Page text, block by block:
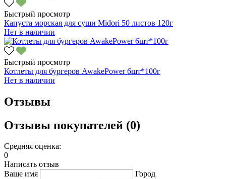
Быстрый просмотр
Капуста морская для суши Midori 50 листов 120г
Нет в наличии
Быстрый просмотр
Котлеты для бургеров AwakePower 6шт*100г
Нет в наличии
Отзывы
Отзывы покупателей (0)
Средняя оценка:
0
Написать отзыв
Ваше имя
Город